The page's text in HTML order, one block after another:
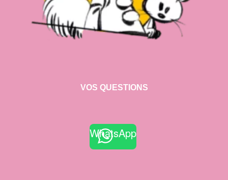
VOS QUESTIONS
WhatsApp